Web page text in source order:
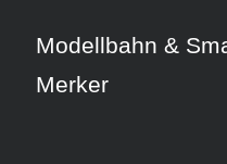
Modellbahn &
Merker